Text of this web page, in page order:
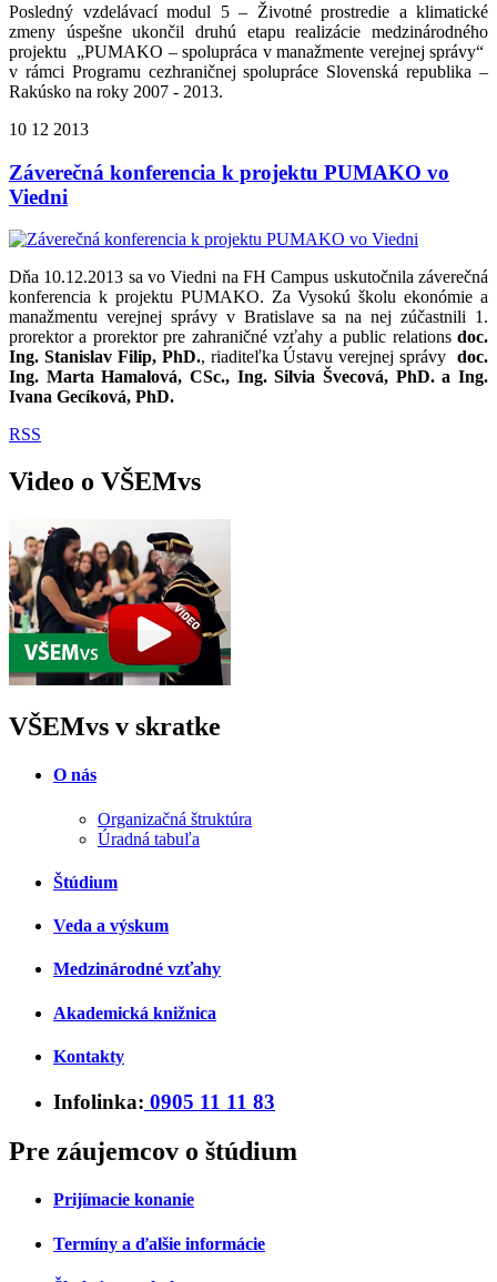
Posledný vzdelávací modul 5 – Životné prostredie a klimatické
zmeny úspešne ukončil druhú etapu realizácie medzinárodného
projektu „PUMAKO – spolupráca v manažmente verejnej správy“
v rámci Programu cezhraničnej spolupráce Slovenská republika –
Rakúsko na roky 2007 - 2013.
10 12 2013
Záverečná konferencia k projektu PUMAKO vo
Viedni
Dňa 10.12.2013 sa vo Viedni na FH Campus uskutočnila záverečná
konferencia k projektu PUMAKO. Za Vysokú školu ekonómie a
manažmentu verejnej správy v Bratislave sa na nej zúčastnili 1.
prorektor a prorektor pre zahraničné vzťahy a public relations doc.
Ing. Stanislav Filip, PhD., riaditeľka Ústavu verejnej správydoc.
Ing. Marta Hamalová, CSc., Ing. Silvia Švecová, PhD. a Ing.
Ivana Gecíková, PhD.
RSS
Video o VŠEMvs
VŠEMvs v skratke
O nás
Organizačná štruktúra
Úradná tabuľa
Štúdium
Veda a výskum
Medzinárodné vzťahy
Akademická knižnica
Kontakty
Infolinka: 0905 11 11 83
Pre záujemcov o štúdium
Prijímacie konanie
Termíny a ďalšie informácie